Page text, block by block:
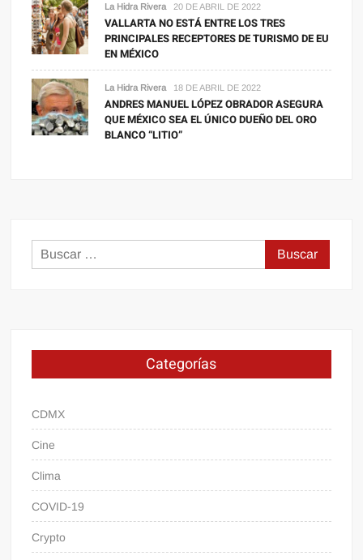
La Hidra Rivera 20 DE ABRIL DE 2022
VALLARTA NO ESTÁ ENTRE LOS TRES
PRINCIPALES RECEPTORES DE TURISMO DE EU
EN MÉXICO
La Hidra Rivera 18 DE ABRIL DE 2022
ANDRES MANUEL LÓPEZ OBRADOR ASEGURA
QUE MÉXICO SEA EL ÚNICO DUEÑO DEL ORO
BLANCO “LITIO”
Buscar:
Categorías
CDMX
Cine
Clima
COVID-19
Crypto